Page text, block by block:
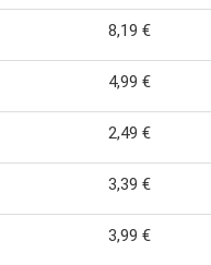
8,19 €
4,99 €
2,49 €
3,39 €
3,99 €